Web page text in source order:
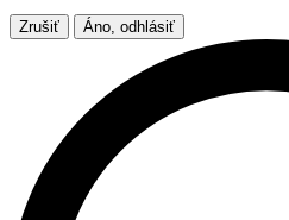
Zrušiť Áno, odhlásiť